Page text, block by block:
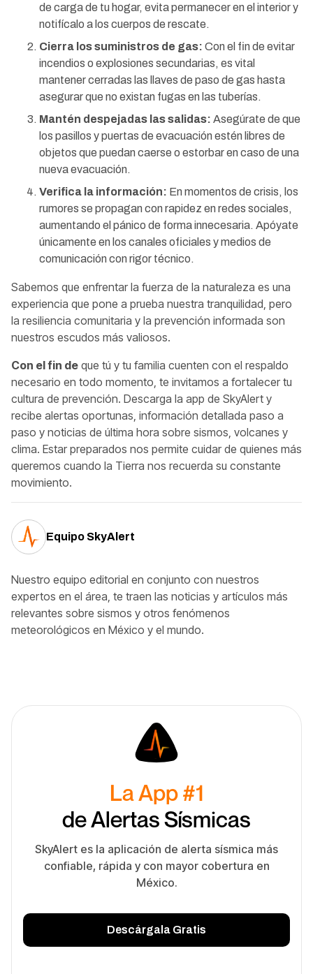
de carga de tu hogar, evita permanecer en el interior y
notifícalo a los cuerpos de rescate.
Cierra los suministros de gas: Con el fin de evitar
incendios o explosiones secundarias, es vital
mantener cerradas las llaves de paso de gas hasta
asegurar que no existan fugas en las tuberías.
Mantén despejadas las salidas: Asegúrate de que
los pasillos y puertas de evacuación estén libres de
objetos que puedan caerse o estorbar en caso de una
nueva evacuación.
Verifica la información: En momentos de crisis, los
rumores se propagan con rapidez en redes sociales,
aumentando el pánico de forma innecesaria. Apóyate
únicamente en los canales oficiales y medios de
comunicación con rigor técnico.
Sabemos que enfrentar la fuerza de la naturaleza es una
experiencia que pone a prueba nuestra tranquilidad, pero
la resiliencia comunitaria y la prevención informada son
nuestros escudos más valiosos.
Con el fin de que tú y tu familia cuenten con el respaldo
necesario en todo momento, te invitamos a fortalecer tu
cultura de prevención. Descarga la app de SkyAlert y
recibe alertas oportunas, información detallada paso a
paso y noticias de última hora sobre sismos, volcanes y
clima. Estar preparados nos permite cuidar de quienes más
queremos cuando la Tierra nos recuerda su constante
movimiento.
Equipo SkyAlert
Nuestro equipo editorial en conjunto con nuestros
expertos en el área, te traen las noticias y artículos más
relevantes sobre sismos y otros fenómenos
meteorológicos en México y el mundo.
La App #1
de Alertas Sísmicas
SkyAlert es la aplicación de alerta sísmica más
confiable, rápida y con mayor cobertura en
México.
Descárgala Gratis